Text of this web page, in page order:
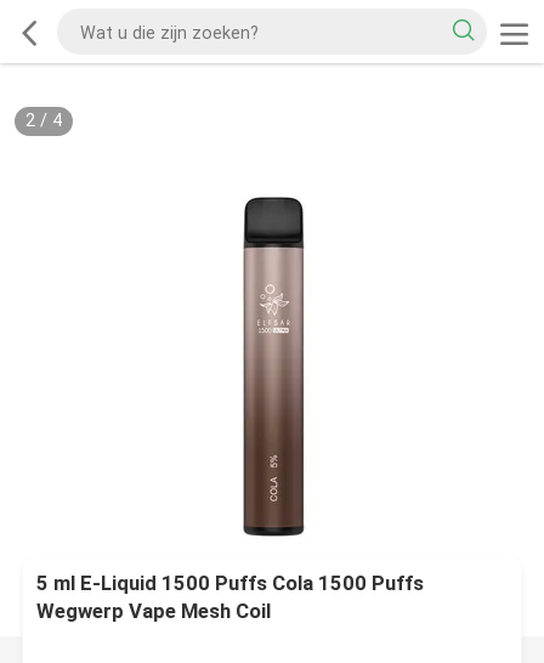
2/ 4
5 ml E-Liquid 1500 Puffs Cola 1500 Puffs
Wegwerp Vape Mesh Coil